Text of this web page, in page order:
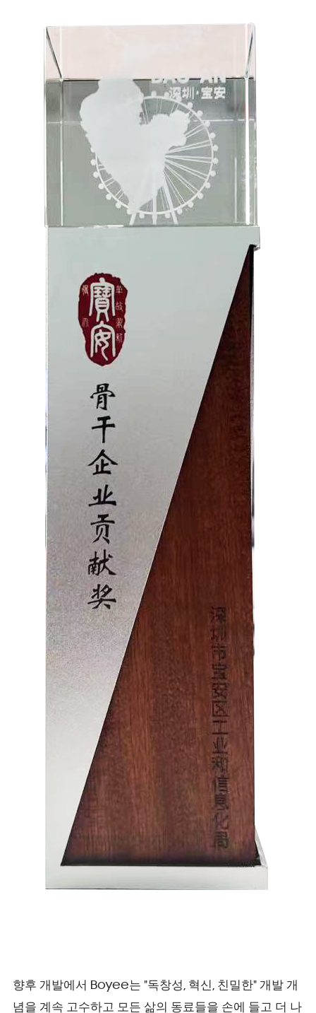
향후 개발에서 Boyee는 "독창성, 혁신, 친밀한" 개발 개
념을 계속 고수하고 모든 삶의 동료들을 손에 들고 더 나